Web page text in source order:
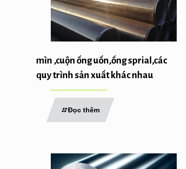
mìn ,cuộn ống uốn,ống sprial,các
quy trình sản xuất khác nhau
Đọc thêm